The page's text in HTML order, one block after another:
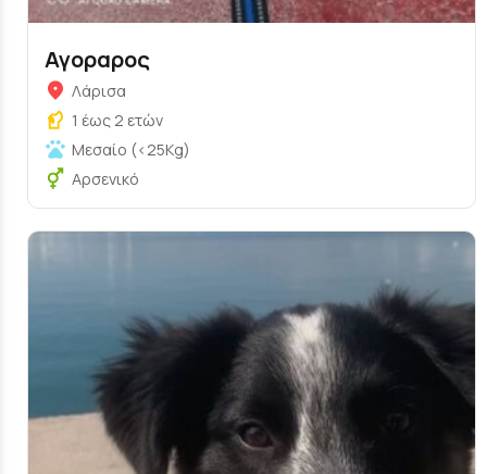
Αγοραρος
Λάρισα
1 έως 2 ετών
Μεσαίο (<25Kg)
Αρσενικό